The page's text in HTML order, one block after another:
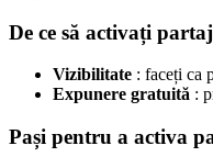
De ce să activați
Vizibilitate : faceți ca
Expunere gratuită :
Pași pentru a activa